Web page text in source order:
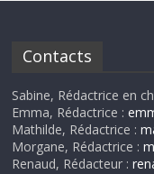
Contacts
Sabine, Rédactrice en
Emma, Rédactrice :
Mathilde, Rédactrice :
Morgane, Rédactrice :
Renaud, Rédacteur :